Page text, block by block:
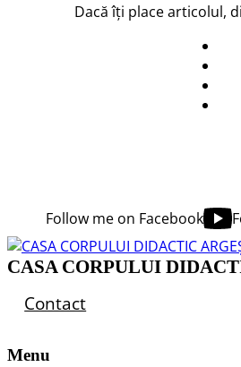
Dacă îți place articolul,
Follow me on Facebook
CASA CORPULUI
Contact
Menu